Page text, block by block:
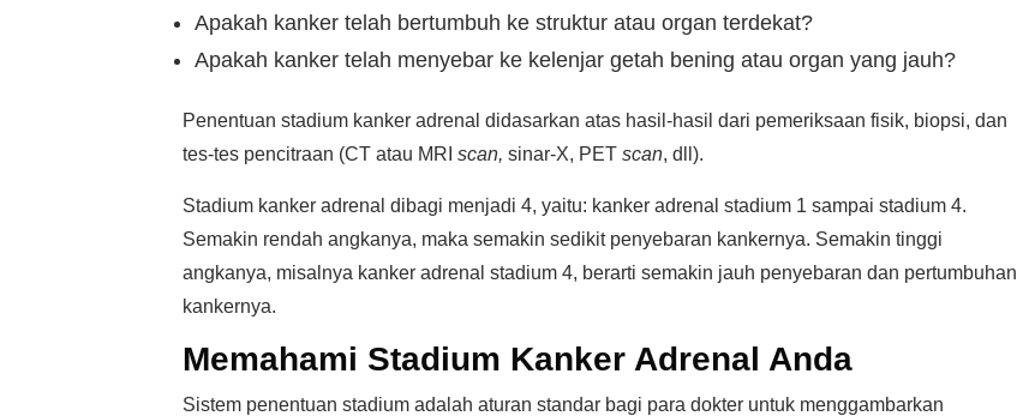
Apakah kanker telah bertumbuh ke struktur atau organ terdekat?
Apakah kanker telah menyebar ke kelenjar getah bening atau organ yang jauh?
Penentuan stadium kanker adrenal didasarkan atas hasil-hasil dari pemeriksaan fisik, biopsi, dan
tes-tes pencitraan (CT atau MRI scan, sinar-X, PET scan, dll).
Stadium kanker adrenal dibagi menjadi 4, yaitu: kanker adrenal stadium 1 sampai stadium 4.
Semakin rendah angkanya, maka semakin sedikit penyebaran kankernya. Semakin tinggi
angkanya, misalnya kanker adrenal stadium 4, berarti semakin jauh penyebaran dan pertumbuhan
kankernya.
Memahami Stadium Kanker Adrenal Anda
Sistem penentuan stadium adalah aturan standar bagi para dokter untuk menggambarkan